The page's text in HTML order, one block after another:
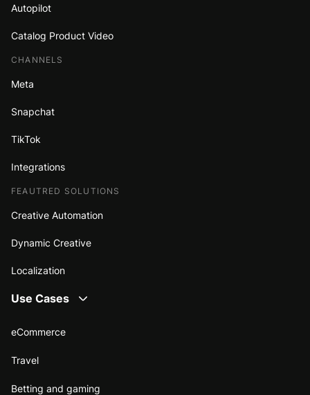
Autopilot
Catalog Product Video
CHANNELS
Meta
Snapchat
TikTok
Integrations
FEAUTRED SOLUTIONS
Creative Automation
Dynamic Creative
Localization
Use Cases
eCommerce
Travel
Betting and gaming